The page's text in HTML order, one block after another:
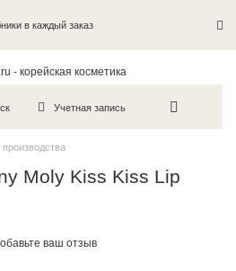
в каждый заказ
Учетная запись
Moly Kiss Kiss Lip
ваш отзыв